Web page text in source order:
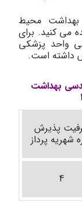
بهداشت محیط
مشاهده می کنید. برای
اسلامی واحد پزشکی
داشته است.
بهداشت
پذیرش
شهریه پرداز
4